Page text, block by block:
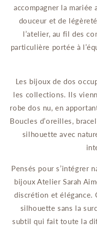
accompagner la mariée
douceur et de
l’atelier, au fil des
particulière portée à
Les bijoux de dos
les collections. Ils
robe dos nu, en
Boucles d’oreilles,
silhouette avec
Pensés pour s’intégrer
bijoux Atelier Sarah
discrétion et élégance.
silhouette sans la
subtil qui fait toute la